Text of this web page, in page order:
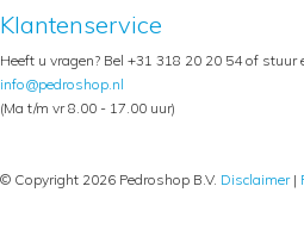
Klantenservice
Heeft u vragen? Bel +31 318 20 20 54 of stuur
info@pedroshop.nl
(Ma t/m vr 8.00 - 17.00 uur)
© Copyright 2026 Pedroshop B.V. Disclaimer|